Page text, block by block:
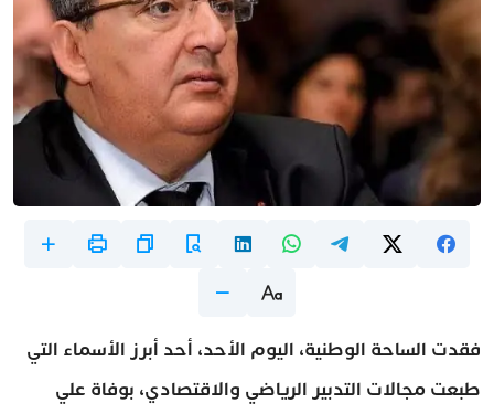
فقدت الساحة الوطنية، اليوم الأحد، أحد أبرز الأسماء التي
طبعت مجالات التدبير الرياضي والاقتصادي، بوفاة علي